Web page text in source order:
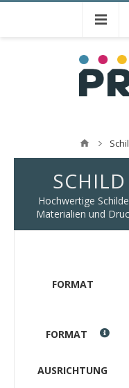
Hochwertige
Materialien und
FORMAT
FORMAT
AUSRICHTUNG